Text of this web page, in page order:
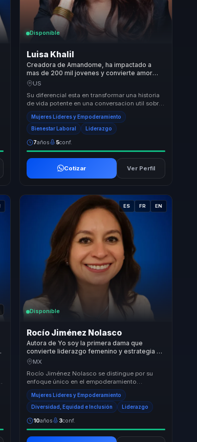
Disponible
Luisa Khalil
Creadora de Amandome, ha impactado a
mas de 200 mil jovenes y convierte amor
propio en bienestar y resiliencia para
US
Su diferencial esta en transformar una historia
de vida potente en una conversacion util sobre
autoestima, fortaleza emocional y accion. ...
Mujeres Líderes y Empoderamiento
Bienestar Laboral Liderazgo
7años 5conf.
Cotizar Ver Perfil
ES FR EN
Disponible
Rocío Jiménez Nolasco
Autora de Yo soy la primera dama que
convierte liderazgo femenino y estrategia en
autoridad para mujeres lideres y
MX
Rocío Jiménez Nolasco se distingue por su
enfoque único en el empoderamiento
femenino y el liderazgo estratégico. Su
capacidad para trans...
Mujeres Líderes y Empoderamiento
Diversidad, Equidad e Inclusión Liderazgo
10años 3conf.